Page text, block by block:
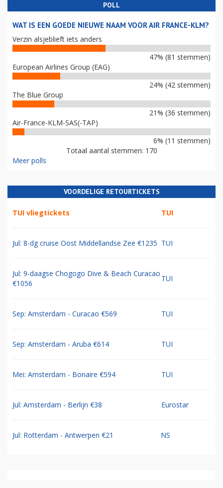
POLL
WAT IS EEN GOEDE NIEUWE NAAM VOOR AIR FRANCE-KLM?
Verzin alsjeblieft iets anders
47% (81 stemmen)
European Airlines Group (EAG)
24% (42 stemmen)
The Blue Group
21% (36 stemmen)
Air-France-KLM-SAS(-TAP)
6% (11 stemmen)
Totaal aantal stemmen: 170
Meer polls
VOORDELIGE RETOURTICKETS
TUI vliegtickets TUI
Jul: 8-dg cruise Oost Middellandse Zee €1235 TUI
Jul: 9-daagse Chogogo Dive & Beach Curacao
€1056
TUI
Sep: Amsterdam - Curacao €569 TUI
Sep: Amsterdam - Aruba €614 TUI
Mei: Amsterdam - Bonaire €594 TUI
Jul: Amsterdam - Berlijn €38 Eurostar
Jul: Rotterdam - Antwerpen €21 NS